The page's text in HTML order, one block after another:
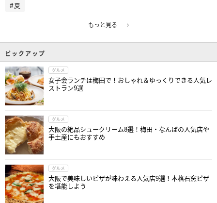
夏
もっと見る
ピックアップ
グルメ
女子会ランチは梅田で！おしゃれ＆ゆっくりできる人気レ
ストラン9選
グルメ
大阪の絶品シュークリーム8選！梅田・なんばの人気店や
手土産にもおすすめ
グルメ
大阪で美味しいピザが味わえる人気店9選！本格石窯ピザ
を堪能しよう